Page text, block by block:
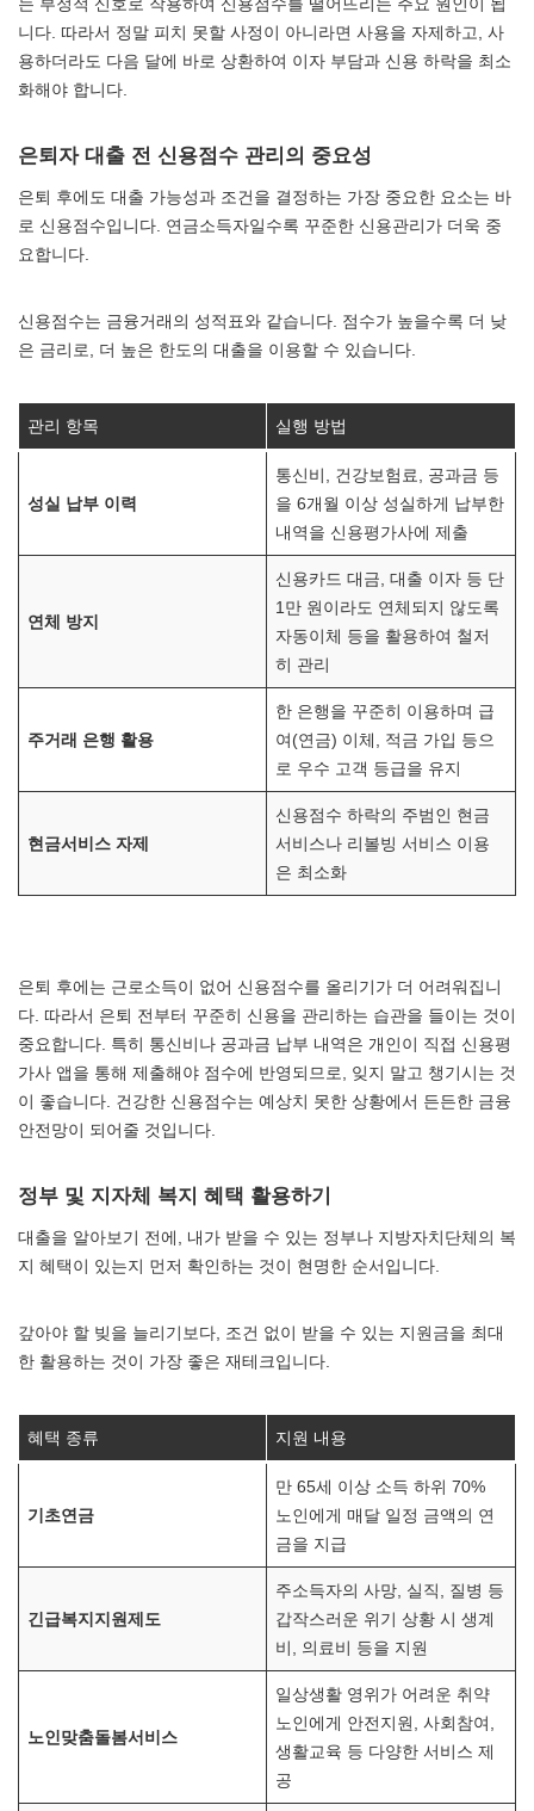
니다. 따라서 정말 피치 못할 사정이 아니라면 사용을 자제하고, 사
용하더라도 다음 달에 바로 상환하여 이자 부담과 신용 하락을 최소
화해야 합니다.
은퇴자 대출 전 신용점수 관리의 중요성
은퇴 후에도 대출 가능성과 조건을 결정하는 가장 중요한 요소는 바
로 신용점수입니다. 연금소득자일수록 꾸준한 신용관리가 더욱 중
요합니다.
신용점수는 금융거래의 성적표와 같습니다. 점수가 높을수록 더 낮
은 금리로, 더 높은 한도의 대출을 이용할 수 있습니다.
관리 항목 실행 방법
성실 납부 이력
통신비, 건강보험료, 공과금 등
을 6개월 이상 성실하게 납부한
내역을 신용평가사에 제출
연체 방지
신용카드 대금, 대출 이자 등 단
1만 원이라도 연체되지 않도록
자동이체 등을 활용하여 철저
히 관리
주거래 은행 활용
한 은행을 꾸준히 이용하며 급
여(연금) 이체, 적금 가입 등으
로 우수 고객 등급을 유지
현금서비스 자제
신용점수 하락의 주범인 현금
서비스나 리볼빙 서비스 이용
은 최소화
은퇴 후에는 근로소득이 없어 신용점수를 올리기가 더 어려워집니
다. 따라서 은퇴 전부터 꾸준히 신용을 관리하는 습관을 들이는 것이
중요합니다. 특히 통신비나 공과금 납부 내역은 개인이 직접 신용평
가사 앱을 통해 제출해야 점수에 반영되므로, 잊지 말고 챙기시는 것
이 좋습니다. 건강한 신용점수는 예상치 못한 상황에서 든든한 금융
안전망이 되어줄 것입니다.
정부 및 지자체 복지 혜택 활용하기
대출을 알아보기 전에, 내가 받을 수 있는 정부나 지방자치단체의 복
지 혜택이 있는지 먼저 확인하는 것이 현명한 순서입니다.
갚아야 할 빚을 늘리기보다, 조건 없이 받을 수 있는 지원금을 최대
한 활용하는 것이 가장 좋은 재테크입니다.
혜택 종류 지원 내용
기초연금
만 65세 이상 소득 하위 70%
노인에게 매달 일정 금액의 연
금을 지급
긴급복지지원제도
주소득자의 사망, 실직, 질병 등
갑작스러운 위기 상황 시 생계
비, 의료비 등을 지원
노인맞춤돌봄서비스
일상생활 영위가 어려운 취약
노인에게 안전지원, 사회참여,
생활교육 등 다양한 서비스 제
공